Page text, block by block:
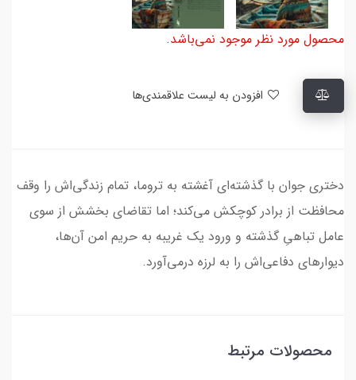
محصول مورد نظر موجود نمی‌باشد.
دختری جوان با گذشته‌ای آغشته به تروما، تمام زندگی‌اش را وقف
محافظت از برادر کوچکش می‌کند؛ اما تقاضای بخشش از سوی
عامل تباهیِ گذشته و ورود یک غریبه به حریم امن آن‌ها،
دیوارهای دفاعی‌اش را به لرزه درمی‌آورد.
محصولات مرتبط